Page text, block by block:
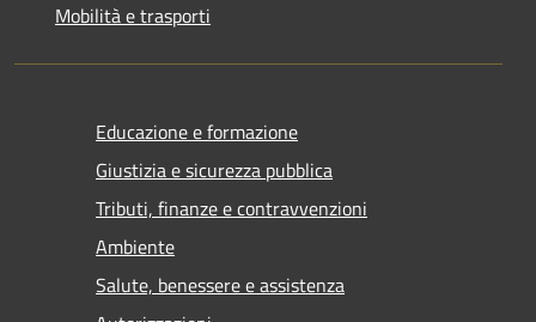
Mobilità e trasporti
Educazione e formazione
Giustizia e sicurezza pubblica
Tributi, finanze e contravvenzioni
Ambiente
Salute, benessere e assistenza